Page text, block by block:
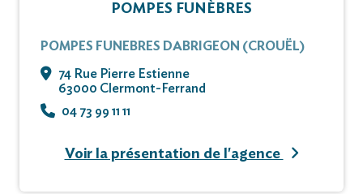
POMPES FUNÈBRES
POMPES FUNEBRES DABRIGEON (CROUËL)
74 Rue Pierre Estienne
63000 Clermont-Ferrand
04 73 99 11 11
Voir la présentation de l'agence